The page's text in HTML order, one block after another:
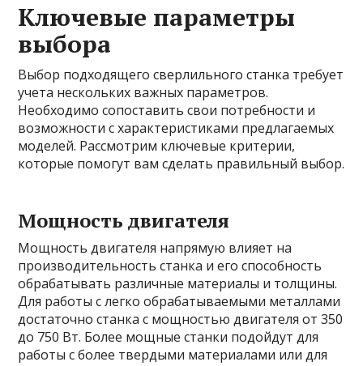
Ключевые параметры
выбора
Выбор подходящего сверлильного станка требует
учета нескольких важных параметров.
Необходимо сопоставить свои потребности и
возможности с характеристиками предлагаемых
моделей. Рассмотрим ключевые критерии,
которые помогут вам сделать правильный выбор.
Мощность двигателя
Мощность двигателя напрямую влияет на
производительность станка и его способность
обрабатывать различные материалы и толщины.
Для работы с легко обрабатываемыми металлами
достаточно станка с мощностью двигателя от 350
до 750 Вт. Более мощные станки подойдут для
работы с более твердыми материалами или для